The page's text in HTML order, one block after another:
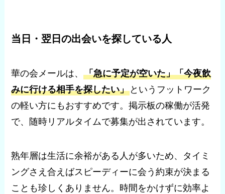
当日・翌日の出会いを探している人
華の会メールは、「急に予定が空いた」「今夜飲
みに行ける相手を探したい」 というフットワーク
の軽い方にもおすすめです。掲示板の稼働が活発
で、随時リアルタイムで募集が出されています。
熟年層は生活に余裕がある人が多いため、タイミ
ングさえ合えばスピーディーに会う約束が決まる
ことも珍しくありません。時間をかけずに効率よ